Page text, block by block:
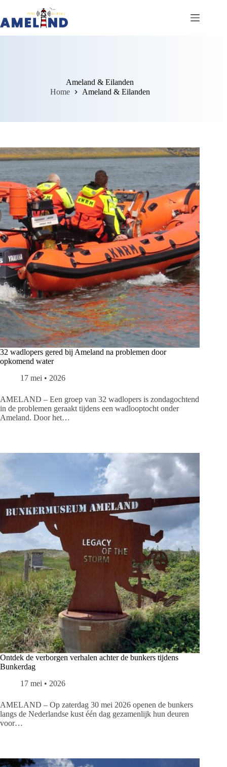
de
Ameland & Eilanden
Home
Ameland & Eilanden
32 wadlopers gered bij Ameland na problemen door
opkomend water
17 mei • 2026
AMELAND – Een groep van 32 wadlopers is zondagochtend
in de problemen geraakt tijdens een wadlooptocht onder
Ameland. Door het…
Ontdek de verborgen verhalen achter de bunkers tijdens
Bunkerdag
17 mei • 2026
AMELAND – Op zaterdag 30 mei 2026 openen de bunkers
langs de Nederlandse kust één dag gezamenlijk hun deuren
voor…